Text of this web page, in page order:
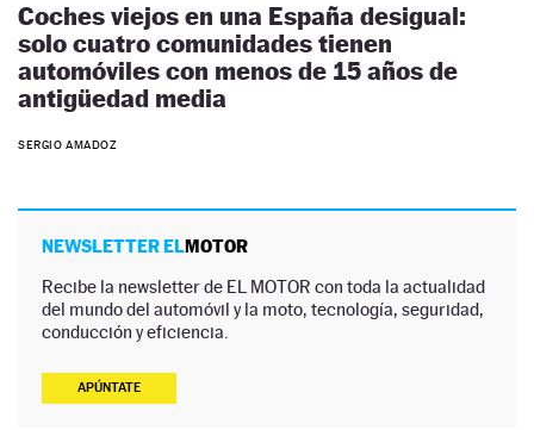
Coches viejos en una España desigual:
solo cuatro comunidades tienen
automóviles con menos de 15 años de
antigüedad media
SERGIO AMADOZ
NEWSLETTER ELMOTOR
Recibe la newsletter de EL MOTOR con toda la actualidad
del mundo del automóvil y la moto, tecnología, seguridad,
conducción y eficiencia.
APÚNTATE